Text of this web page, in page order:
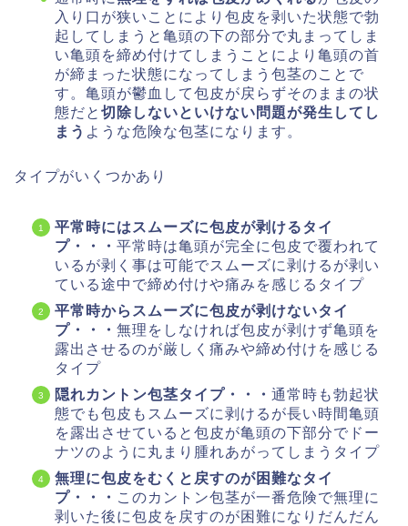
入り口が狭いことにより包皮を剥いた状態で勃
起してしまうと亀頭の下の部分で丸まってしま
い亀頭を締め付けてしまうことにより亀頭の首
が締まった状態になってしまう包茎のことで
す。亀頭が鬱血して包皮が戻らずそのままの状
態だと 切除しないといけない問題が発生してし
まう ような危険な包茎になります。
タイプがいくつかあり
平常時にはスムーズに包皮が剥けるタイ
プ・・・ 平常時は亀頭が完全に包皮で覆われて
いるが剥く事は可能でスムーズに剥けるが剥い
ている途中で締め付けや痛みを感じるタイプ
平常時からスムーズに包皮が剥けないタイ
プ・・・ 無理をしなければ包皮が剥けず亀頭を
露出させるのが厳しく痛みや締め付けを感じる
タイプ
隠れカントン包茎タイプ・・・ 通常時も勃起状
態でも包皮もスムーズに剥けるが長い時間亀頭
を露出させていると包皮が亀頭の下部分でドー
ナツのように丸まり腫れあがってしまうタイプ
無理に包皮をむくと戻すのが困難なタイ
プ・・・ このカントン包茎が一番危険で無理に
剥いた後に包皮を戻すのが困難になりだんだん